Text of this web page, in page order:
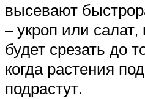
высевают
– укроп или
будет срезать до
когда растения
подрастут.